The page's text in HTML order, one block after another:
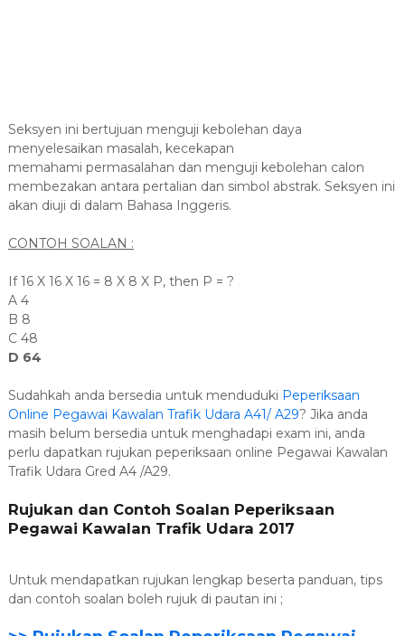
Seksyen ini bertujuan menguji kebolehan daya
menyelesaikan masalah, kecekapan
memahami permasalahan dan menguji kebolehan calon
membezakan antara pertalian dan simbol abstrak. Seksyen ini
akan diuji di dalam Bahasa Inggeris.
CONTOH SOALAN :
If 16 X 16 X 16 = 8 X 8 X P, then P = ?
A 4
B 8
C 48
D 64
Sudahkah anda bersedia untuk menduduki Peperiksaan
Online Pegawai Kawalan Trafik Udara A41/ A29? Jika anda
masih belum bersedia untuk menghadapi exam ini, anda
perlu dapatkan rujukan peperiksaan online Pegawai Kawalan
Trafik Udara Gred A4 /A29.
Rujukan dan Contoh Soalan Peperiksaan
Pegawai Kawalan Trafik Udara 2017
Untuk mendapatkan rujukan lengkap beserta panduan, tips
dan contoh soalan boleh rujuk di pautan ini ;